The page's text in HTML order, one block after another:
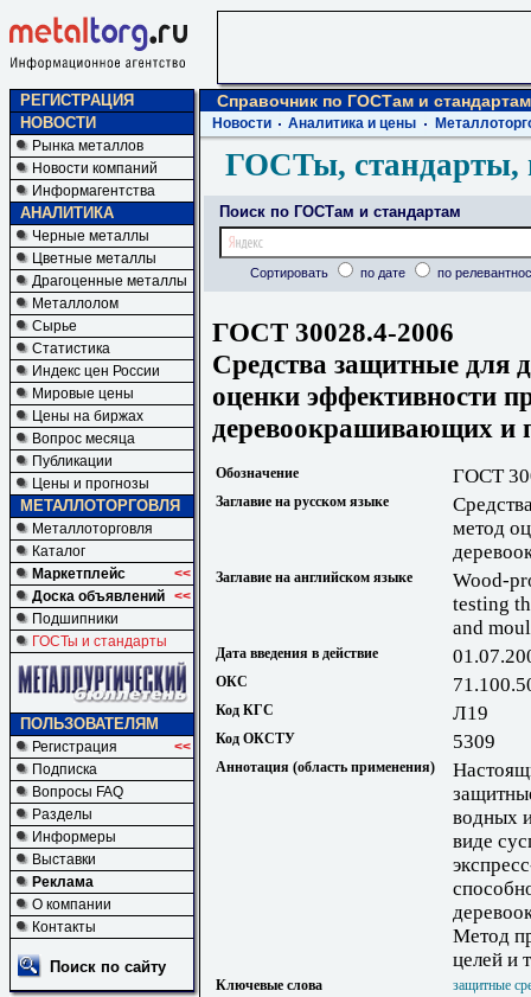
РЕГИСТРАЦИЯ
НОВОСТИ
Рынка металлов
Новости компаний
Информагентства
АНАЛИТИКА
Черные металлы
Цветные металлы
Драгоценные металлы
Металлолом
Сырье
Статистика
Индекс цен России
Мировые цены
Цены на биржах
Вопрос месяца
Публикации
Цены и прогнозы
МЕТАЛЛОТОРГОВЛЯ
Металлоторговля
Каталог
Маркетплейс
<<
Доска объявлений <<
Подшипники
ГОСТы и стандарты
ПОЛЬЗОВАТЕЛЯМ
Регистрация
<<
Подписка
Вопросы FAQ
Разделы
Информеры
Выставки
Реклама
О компании
Контакты
Поиск по сайту
Справочник по ГОСТам и стандартам
Новости Аналитика и цены
ГОСТы, стандарты,
Поиск по ГОСТам и стандартам
Сортировать по дате по
ГОСТ 30028.4-2006
Средства защитные для
оценки эффективности
деревоокрашивающих и
Обозначение ГОСТ
Заглавие на русском языке
метод
Заглавие на английском языке
Wood-
testing
and
Дата введения в действие
ОКС
Код КГС Л19
Код ОКСТУ 5309
Аннотация (область применения)
водных
виде
Метод
целей и
Ключевые слова
защитные